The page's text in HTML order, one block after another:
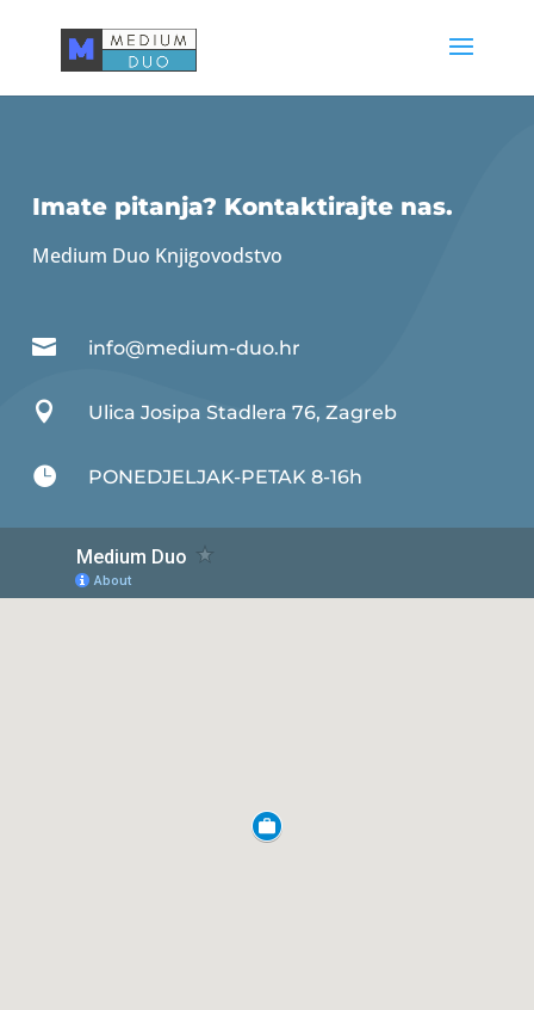
Imate pitanja? Kontaktirajte nas.
Medium Duo Knjigovodstvo
 info@medium-duo.hr
 Ulica Josipa Stadlera 76, Zagreb
 PONEDJELJAK-PETAK 8-16h